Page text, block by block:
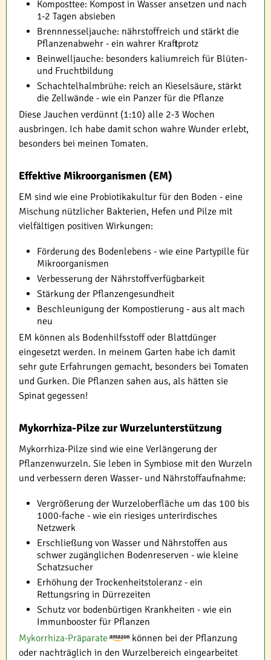
Komposttee: Kompost in Wasser ansetzen und nach
1-2 Tagen absieben
Brennnesseljauche: nährstoffreich und stärkt die
Pflanzenabwehr - ein wahrer Kraftprotz
Beinwelljauche: besonders kaliumreich für Blüten-
und Fruchtbildung
Schachtelhalmbrühe: reich an Kieselsäure, stärkt
die Zellwände - wie ein Panzer für die Pflanze
Diese Jauchen verdünnt (1:10) alle 2-3 Wochen
ausbringen. Ich habe damit schon wahre Wunder erlebt,
besonders bei meinen Tomaten.
Effektive Mikroorganismen (EM)
EM sind wie eine Probiotikakultur für den Boden - eine
Mischung nützlicher Bakterien, Hefen und Pilze mit
vielfältigen positiven Wirkungen:
Förderung des Bodenlebens - wie eine Partypille für
Mikroorganismen
Verbesserung der Nährstoffverfügbarkeit
Stärkung der Pflanzengesundheit
Beschleunigung der Kompostierung - aus alt mach
neu
EM können als Bodenhilfsstoff oder Blattdünger
eingesetzt werden. In meinem Garten habe ich damit
sehr gute Erfahrungen gemacht, besonders bei Tomaten
und Gurken. Die Pflanzen sahen aus, als hätten sie
Spinat gegessen!
Mykorrhiza-Pilze zur Wurzelunterstützung
Mykorrhiza-Pilze sind wie eine Verlängerung der
Pflanzenwurzeln. Sie leben in Symbiose mit den Wurzeln
und verbessern deren Wasser- und Nährstoffaufnahme:
Vergrößerung der Wurzeloberfläche um das 100 bis
1000-fache - wie ein riesiges unterirdisches
Netzwerk
Erschließung von Wasser und Nährstoffen aus
schwer zugänglichen Bodenreserven - wie kleine
Schatzsucher
Erhöhung der Trockenheitstoleranz - ein
Rettungsring in Dürrezeiten
Schutz vor bodenbürtigen Krankheiten - wie ein
Immunbooster für Pflanzen
Mykorrhiza-Präparate
können bei der Pflanzung
oder nachträglich in den Wurzelbereich eingearbeitet